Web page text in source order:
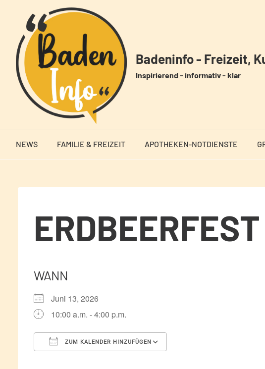
springen
Badeninfo - Freizeit,
Inspirierend - informativ - klar
NEWS FAMILIE & FREIZEIT APOTHEKEN-NOTDIENSTE
WANN
Juni 13, 2026
10:00 a.m. - 4:00 p.m.
ZUM KALENDER HINZUFÜGEN